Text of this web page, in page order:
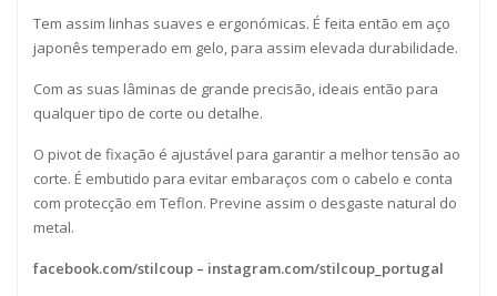
Tem assim linhas suaves e ergonómicas. É feita então em aço
japonês temperado em gelo, para assim elevada durabilidade.
Com as suas lâminas de grande precisão, ideais então para
qualquer tipo de corte ou detalhe.
O pivot de fixação é ajustável para garantir a melhor tensão ao
corte. É embutido para evitar embaraços com o cabelo e conta
com protecção em Teflon. Previne assim o desgaste natural do
metal.
facebook.com/stilcoup – instagram.com/stilcoup_portugal